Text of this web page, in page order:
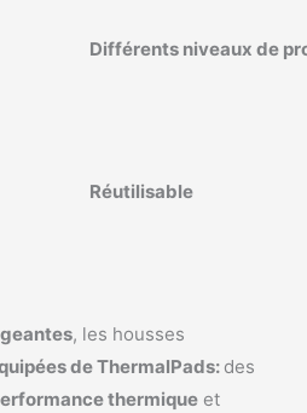
Différents niveaux de
Réutilisable
, les housses
de ThermalPads: des
thermique et